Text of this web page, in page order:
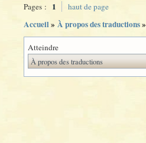
Pages : 1 haut de page
Accueil» À propos des traductions»
Atteindre